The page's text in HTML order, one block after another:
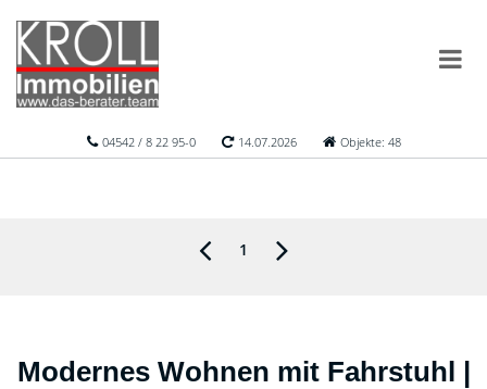
04542 / 8 22 95-0 14.07.2026 Objekte: 48
1
Modernes Wohnen mit Fahrstuhl |